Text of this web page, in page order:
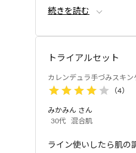
目が留まり
引き続き、化粧水など
続きを読む
トライアルセット
カレンデュラ手づみスキン
（4）
みかみん さん
30代
混合肌
ライン使いしたら肌の